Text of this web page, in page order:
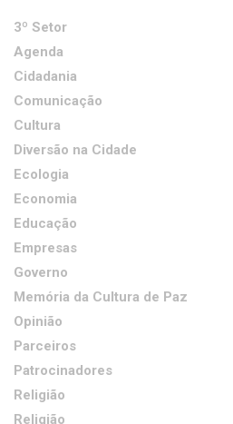
3º Setor
Agenda
Cidadania
Comunicação
Cultura
Diversão na Cidade
Ecologia
Economia
Educação
Empresas
Governo
Memória da Cultura de Paz
Opinião
Parceiros
Patrocinadores
Religião
Religião